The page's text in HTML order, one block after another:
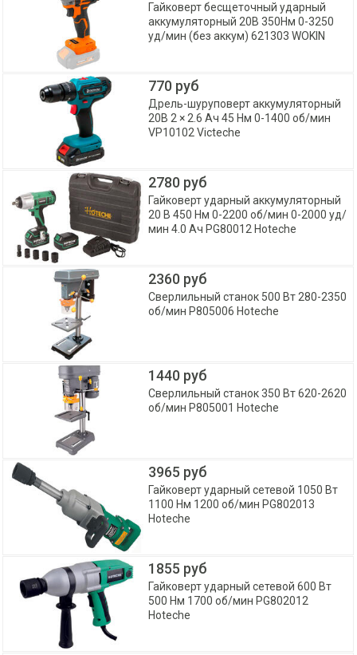
Гайковерт бесщеточный ударный
аккумуляторный 20В 350Нм 0-3250
уд/мин (без аккум) 621303 WOKIN
770 руб
Дрель-шуруповерт аккумуляторный
20В 2 × 2.6 Aч 45 Нм 0-1400 об/мин
VP10102 Victeche
2780 руб
Гайковерт ударный аккумуляторный
20 В 450 Нм 0-2200 об/мин 0-2000 уд/
мин 4.0 Aч PG80012 Hoteche
2360 руб
Сверлильный станок 500 Вт 280-2350
об/мин P805006 Hoteche
1440 руб
Сверлильный станок 350 Вт 620-2620
об/мин P805001 Hoteche
3965 руб
Гайковерт ударный сетевой 1050 Вт
1100 Нм 1200 об/мин PG802013
Hoteche
1855 руб
Гайковерт ударный сетевой 600 Вт
500 Нм 1700 об/мин PG802012
Hoteche